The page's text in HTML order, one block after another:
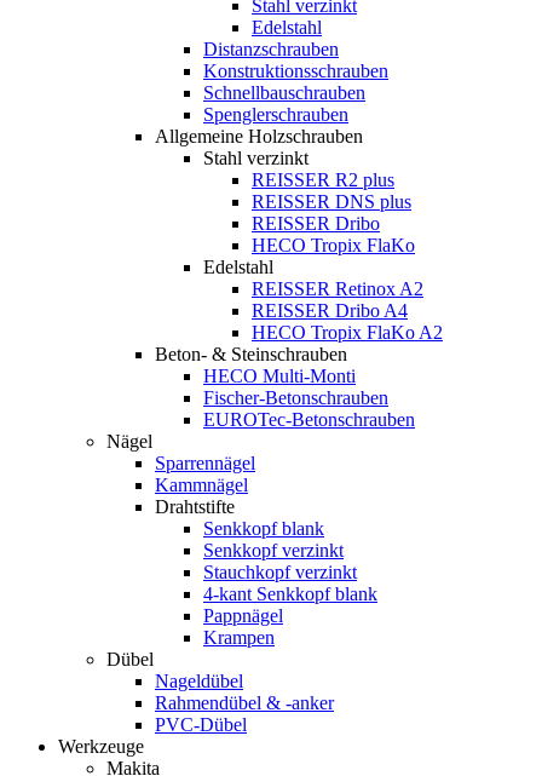
Stahl verzinkt
Edelstahl
Distanzschrauben
Konstruktionsschrauben
Schnellbauschrauben
Spenglerschrauben
Allgemeine Holzschrauben
Stahl verzinkt
REISSER R2 plus
REISSER DNS plus
REISSER Dribo
HECO Tropix FlaKo
Edelstahl
REISSER Retinox A2
REISSER Dribo A4
HECO Tropix FlaKo A2
Beton- & Steinschrauben
HECO Multi-Monti
Fischer-Betonschrauben
EUROTec-Betonschrauben
Nägel
Sparrennägel
Kammnägel
Drahtstifte
Senkkopf blank
Senkkopf verzinkt
Stauchkopf verzinkt
4-kant Senkkopf blank
Pappnägel
Krampen
Dübel
Nageldübel
Rahmendübel & -anker
PVC-Dübel
Werkzeuge
Makita